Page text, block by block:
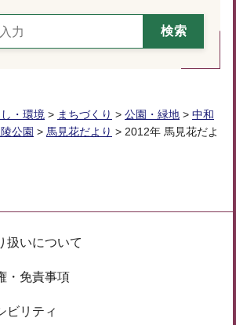
・環境 > まちづくり > 公園・緑地 > 中和
公園 > 馬見花だより > 2012年 馬見花だよ
扱いについて
・免責事項
ビリティ